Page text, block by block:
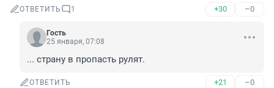
ОТВЕТИТЬ 1 +30 –0
Гость
25 января, 07:08
... страну в пропасть рулят.
ОТВЕТИТЬ +21 –0